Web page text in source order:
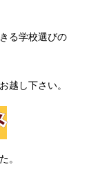
る学校選びの
越し下さい。
。